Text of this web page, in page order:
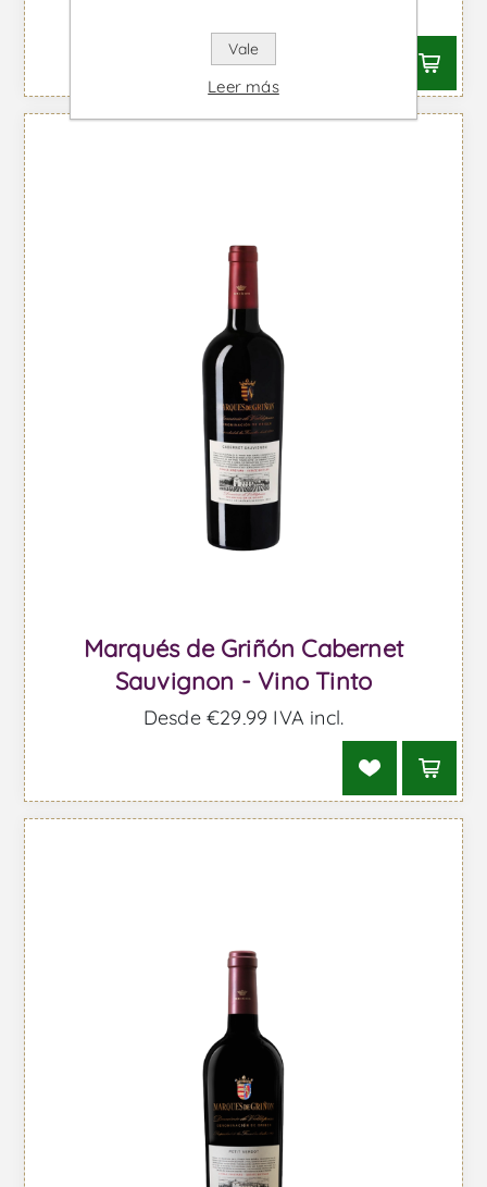
Marqués de Griñón Cabernet
Sauvignon - Vino Tinto
Desde €29,99 IVA incl.
Vale
Leer más